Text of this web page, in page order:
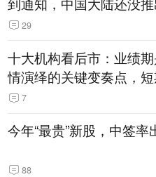
智能使用千问”功能
29
十大机构看后市：业绩
情演绎的关键变奏点，
或继续反弹，关注三条业
7
今年“最贵”新股，中签率
88